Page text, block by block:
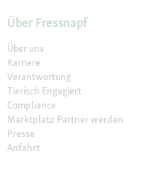
Über Fressnapf
Über uns
Karriere
Verantwortung
Tierisch Engagiert
Compliance
Marktplatz Partner werden
Presse
Anfahrt